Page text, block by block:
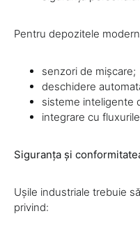
Pentru depozitele
senzori de mișcare;
deschidere
sisteme inteligente
integrare cu
Siguranța și
Ușile industriale trebuie
privind: